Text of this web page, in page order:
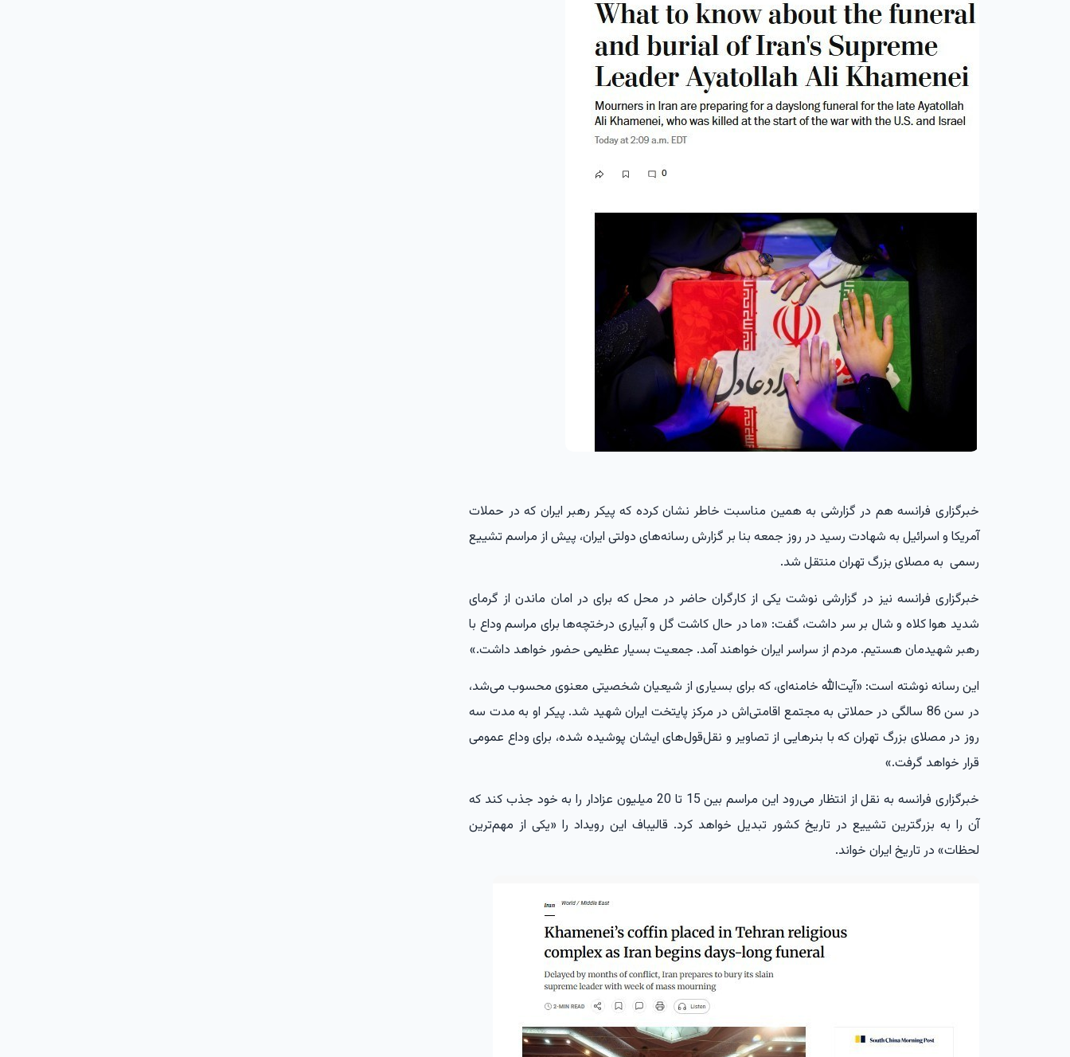
خبرگزاری فرانسه هم در گزارشی به همین مناسبت خاطر نشان کرده که پیکر رهبر ایران که در حملات
آمریکا و اسرائیل به شهادت رسید در روز جمعه بنا بر گزارش رسانه‌های دولتی ایران، پیش از مراسم تشییع
رسمی به مصلای بزرگ تهران منتقل شد.
خبرگزاری فرانسه نیز در گزارشی نوشت یکی از کارگران حاضر در محل که برای در امان ماندن از گرمای
شدید هوا کلاه و شال بر سر داشت، گفت: «ما در حال کاشت گل و آبیاری درختچه‌ها برای مراسم وداع با
رهبر شهیدمان هستیم. مردم از سراسر ایران خواهند آمد. جمعیت بسیار عظیمی حضور خواهد داشت.»
این رسانه نوشته است: «آیت‌الله خامنه‌ای، که برای بسیاری از شیعیان شخصیتی معنوی محسوب می‌شد،
در سن 86 سالگی در حملاتی به مجتمع اقامتی‌اش در مرکز پایتخت ایران شهید شد. پیکر او به مدت سه
روز در مصلای بزرگ تهران که با بنرهایی از تصاویر و نقل‌قول‌های ایشان پوشیده شده، برای وداع عمومی
قرار خواهد گرفت.»
خبرگزاری فرانسه به نقل از انتظار می‌رود این مراسم بین 15 تا 20 میلیون عزادار را به خود جذب کند که
آن را به بزرگترین تشییع در تاریخ کشور تبدیل خواهد کرد. قالیباف این رویداد را «یکی از مهم‌ترین
لحظات» در تاریخ ایران خواند.